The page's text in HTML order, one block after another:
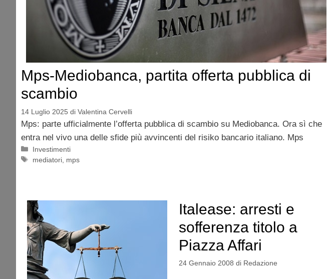
Mps-Mediobanca, partita offerta pubblica di
scambio
14 Luglio 2025 di Valentina Cervelli
Mps: parte ufficialmente l’offerta pubblica di scambio su Mediobanca. Ora sì che
entra nel vivo una delle sfide più avvincenti del risiko bancario italiano. Mps
Categorie
Investimenti
Tag
mediatori mps
Italease: arresti e
sofferenza titolo a
Piazza Affari
24 Gennaio 2008 di Redazione